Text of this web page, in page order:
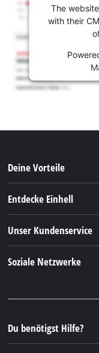
The
with their
Deine Vorteile
Entdecke Einhell
Nachhaltigkeit
Unser Kundenservice
FAQs
Soziale Netzwerke
Instagram
TikTok
Du benötigst Hilfe?